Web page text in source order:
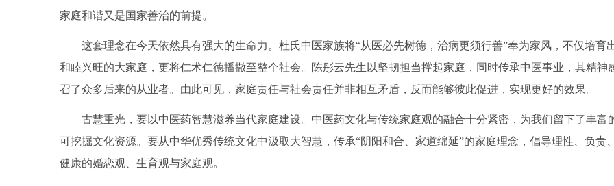
家庭和谐又是国家善治的前提。
这套理念在今天依然具有强大的生命力。杜氏中医家族将“从医必先树德，治病更须行善”奉为家风，不仅培育
和睦兴旺的大家庭，更将仁术仁德播撒至整个社会。陈彤云先生以坚韧担当撑起家庭，同时传承中医事业，其精神
召了众多后来的从业者。由此可见，家庭责任与社会责任并非相互矛盾，反而能够彼此促进，实现更好的效果。
古慧重光，要以中医药智慧滋养当代家庭建设。中医药文化与传统家庭观的融合十分紧密，为我们留下了丰富
可挖掘文化资源。要从中华优秀传统文化中汲取大智慧，传承“阴阳和合、家道绵延”的家庭理念，倡导理性、负责、
健康的婚恋观、生育观与家庭观。